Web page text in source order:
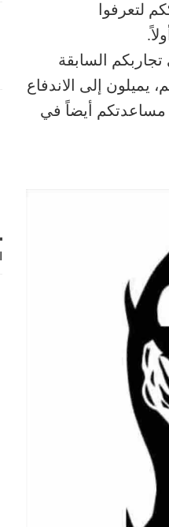
لتعرفوا
السابقة
إلى الاندفاع
مساعدتكم أيضاً في